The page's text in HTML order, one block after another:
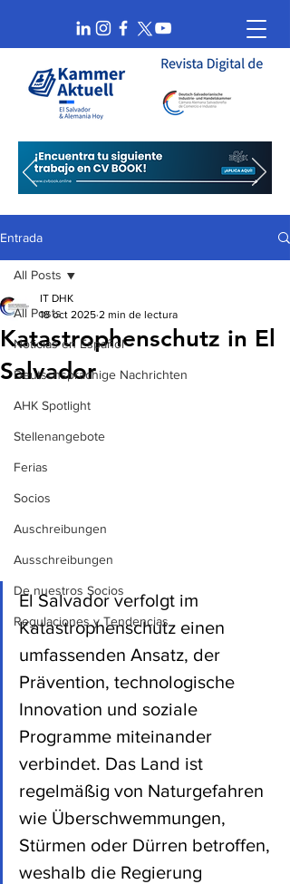
Entrada
All Posts
Noticias en Español
Deutschsprachige Nachrichten
AHK Spotlight
Stellenangebote
Ferias
Socios
Auschreibungen
Ausschreibungen
De nuestros Socios
Regulaciones y Tendencias
All Posts
Katastrophenschutz in El
Salvador
IT DHK
18 oct 2025 2 min de lectura
El Salvador verfolgt im
Katastrophenschutz einen
umfassenden Ansatz, der
Prävention, technologische
Innovation und soziale
Programme miteinander
verbindet. Das Land ist
regelmäßig von Naturgefahren
wie Überschwemmungen,
Stürmen oder Dürren betroffen,
weshalb die Regierung